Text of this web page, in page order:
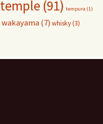
temple (91) tempura (1)
wakayama(7) whisky(3)